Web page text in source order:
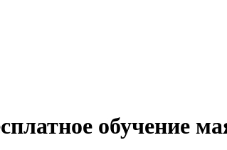
обучение